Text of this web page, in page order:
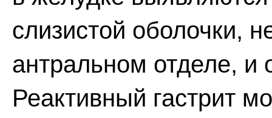
слизистой оболочки,
антральном отделе, и
Реактивный гастрит